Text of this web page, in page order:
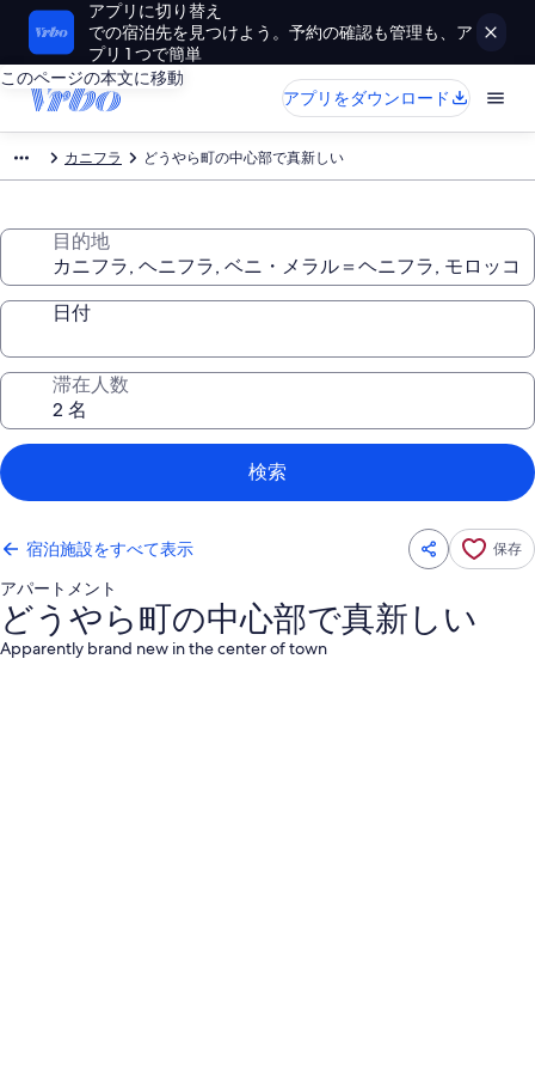
アプリに切り替え
での宿泊先を見つけよう。予約の確認も管理も、ア
プリ 1 つで簡単
このページの本文に移動
アプリをダウンロード
カニフラ どうやら町の中心部で真新しい
目的地
日付
滞在人数
検索
宿泊施設をすべて表示 保存
アパートメント
どうやら町の中心部で真新しい
Apparently brand new in the center of town